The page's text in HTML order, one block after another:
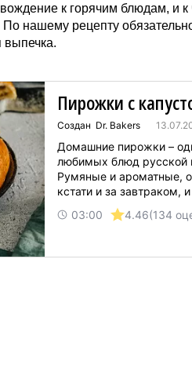
к горячим блюдам, и
нашему рецепту
выпечка.
Пирожки с
Создан Dr. Bakers
03:00 4.46(134
Домашние пирожки –
любимых блюд русской
Румяные и ароматные,
кстати и за завтраком,
качестве перекуса. Наш
рецепт дрожжевого